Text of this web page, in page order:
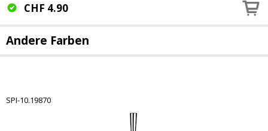
CHF 4.90
Andere Farben
SPI-10.19870